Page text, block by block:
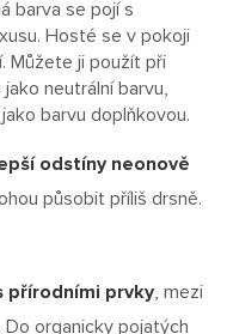
barva se pojí s
Hosté se v pokoji
Můžete ji použít při
neutrální barvu,
barvu doplňkovou.
odstíny neonově
působit příliš drsně.
přírodními prvky, mezi
organicky pojatých